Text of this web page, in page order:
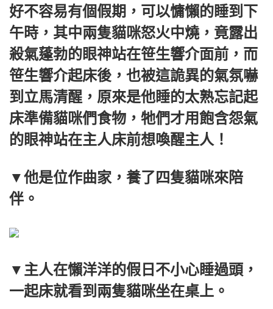
好不容易有個假期，可以慵懶的睡到下
午時，其中兩隻貓咪怒火中燒，竟露出
殺氣蓬勃的眼神站在笹生響介面前，而
笹生響介起床後，也被這詭異的氣氛嚇
到立馬清醒，原來是他睡的太熟忘記起
床準備貓咪們食物，牠們才用飽含怨氣
的眼神站在主人床前想喚醒主人！
▼他是位作曲家，養了四隻貓咪來陪
伴。
▼主人在懶洋洋的假日不小心睡過頭，
一起床就看到兩隻貓咪坐在桌上。